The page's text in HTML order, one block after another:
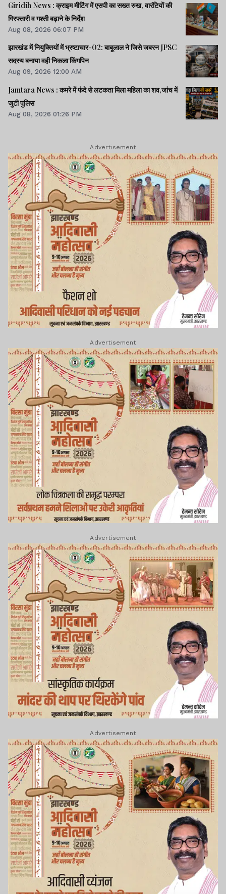
Giridih News : क्राइम मीटिंग में एसपी का सख्त रुख, वारंटियों की
गिरफ्तारी व गश्ती बढ़ाने के निर्देश
Aug 08, 2026 06:07 PM
झारखंड में नियुक्तियों में भ्रष्टाचार-02: बाबूलाल ने जिसे जबरन JPSC
सदस्य बनाया वही निकला किंगपिन
Aug 09, 2026 12:00 AM
Jamtara News : कमरे में फंदे से लटकता मिला महिला का शव,जांच में
जुटी पुलिस
Aug 08, 2026 01:26 PM
Advertisement
Advertisement
Advertisement
Advertisement